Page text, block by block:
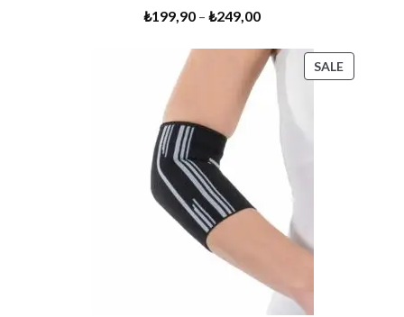
₺199,90 – ₺249,00
SALE
ON